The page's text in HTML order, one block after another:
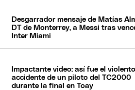
Desgarrador mensaje de Matías
DT de Monterrey, a Messi tras
Inter Miami
Impactante video: así fue el violento
accidente de un piloto del TC2000
durante la final en Toay